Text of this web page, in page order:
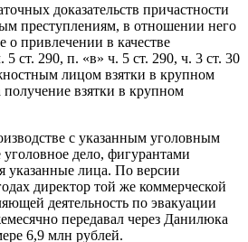
доказательств причастности
преступлениям, в отношении него
о привлечении в качестве
ст. 290, п. «в» ч. 5 ст. 290, ч. 3 ст. 30
лицом взятки в крупном
взятки в крупном
с указанным уголовным
дело, фигурантами
указанные лица. По версии
директор той же коммерческой
деятельность по эвакуации
передавал через Данилюка
6,9 млн рублей.